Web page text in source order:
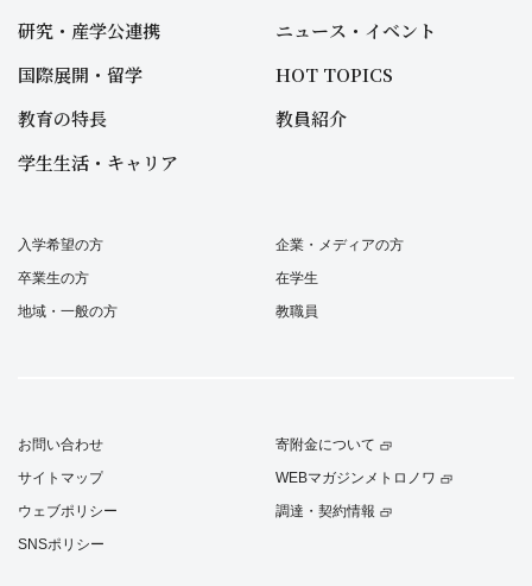
研究・産学公連携
国際展開・留学
教育の特長
学生生活・キャリア
ニュース・イベント
HOT TOPICS
教員紹介
入学希望の方
卒業生の方
地域・一般の方
企業・メディアの方
在学生
教職員
お問い合わせ
サイトマップ
ウェブポリシー
SNSポリシー
寄附金について
WEBマガジンメトロノワ
調達・契約情報